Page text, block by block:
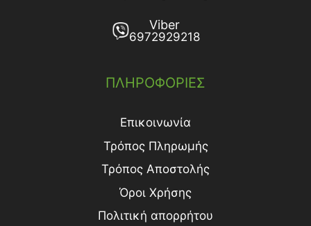
Viber
6972929218
ΠΛΗΡΟΦΟΡΙΕΣ
Επικοινωνία
Τρόπος Πληρωμής
Τρόπος Aποστολής
Όροι Χρήσης
Πολιτική απορρήτου